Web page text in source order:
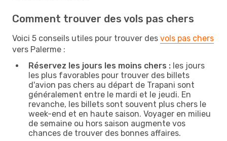
Comment trouver des vols pas chers
Voici 5 conseils utiles pour trouver des vols pas chers
vers Palerme :
Réservez les jours les moins chers : les jours
les plus favorables pour trouver des billets
d'avion pas chers au départ de Trapani sont
généralement entre le mardi et le jeudi. En
revanche, les billets sont souvent plus chers le
week-end et en haute saison. Voyager en milieu
de semaine ou hors saison augmente vos
chances de trouver des bonnes affaires.